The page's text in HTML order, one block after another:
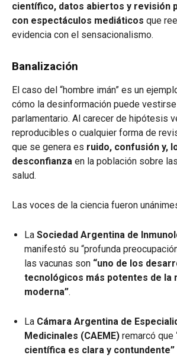
científico, datos abiertos y revisión
con espectáculos mediáticos que
evidencia con el sensacionalismo.
Banalización
El caso del “hombre imán” es un
cómo la desinformación puede
parlamentario. Al carecer de hipótesis
reproducibles o cualquier forma de
que se genera es ruido, confusión y,
desconfianza en la población sobre
salud.
Las voces de la ciencia fueron
La Sociedad Argentina de
manifestó su “profunda
las vacunas son “uno de los
tecnológicos más potentes de la
moderna”.
La Cámara Argentina de
Medicinales (CAEME) remarcó que
científica es clara y contundente”